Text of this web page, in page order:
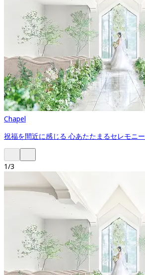
Chapel
祝福を間近に感じる 心あたたまるセレモニー
1/3